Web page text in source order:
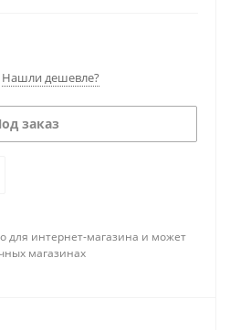
Нашли дешевле?
заказ
для интернет-магазина и может
магазинах